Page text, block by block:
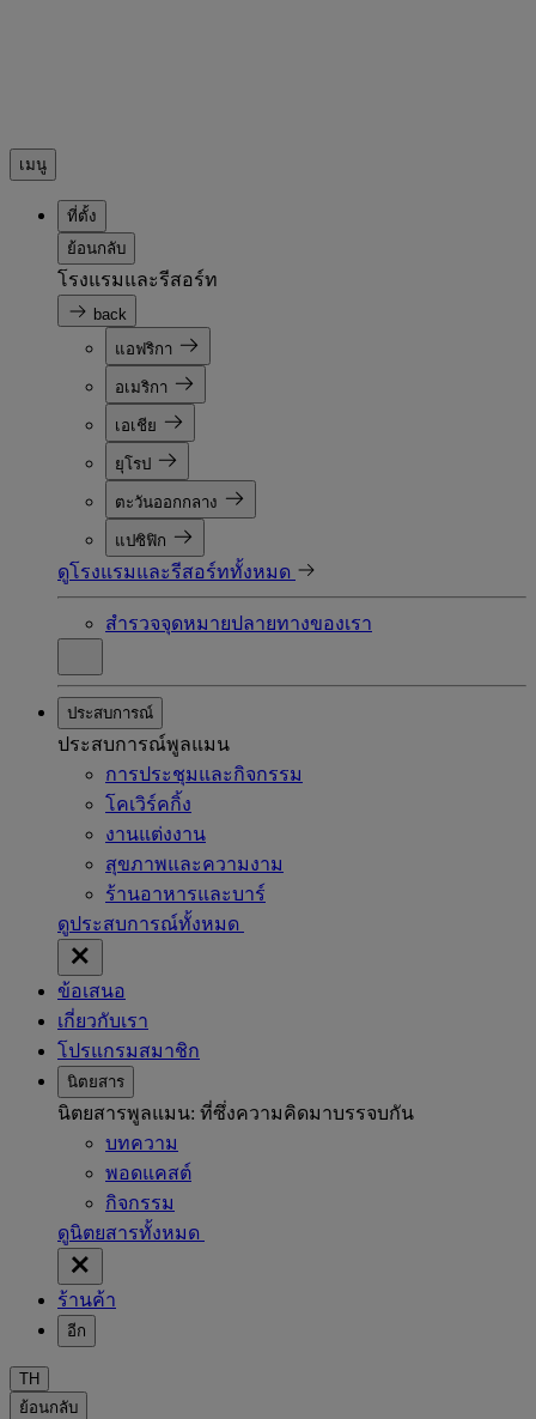
เมนู
ที่ตั้ง
ย้อนกลับ
โรงแรมและรีสอร์ท
back
แอฟริกา
อเมริกา
เอเชีย
ยุโรป
ตะวันออกกลาง
แปซิฟิก
ดูโรงแรมและรีสอร์ททั้งหมด
สำรวจจุดหมายปลายทางของเรา
ประสบการณ์
ประสบการณ์พูลแมน
การประชุมและกิจกรรม
โคเวิร์คกิ้ง
งานแต่งงาน
สุขภาพและความงาม
ร้านอาหารและบาร์
ดูประสบการณ์ทั้งหมด
ข้อเสนอ
เกี่ยวกับเรา
โปรแกรมสมาชิก
นิตยสาร
นิตยสารพูลแมน: ที่ซึ่งความคิดมาบรรจบกัน
บทความ
พอดแคสต์
กิจกรรม
ดูนิตยสารทั้งหมด
ร้านค้า
อีก
TH
ย้อนกลับ